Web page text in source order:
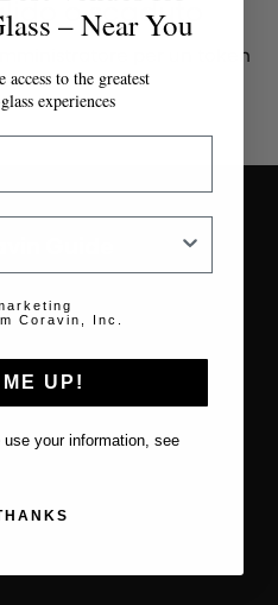
o scaduto
per un token
Guide
– Near You
to the greatest
experiences
Coravin, Inc.
UP!
your information, see